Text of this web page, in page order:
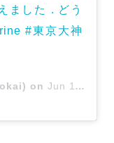
ました . どう
#東京大神
on Jun 11, 2017 at 4:29am PDT